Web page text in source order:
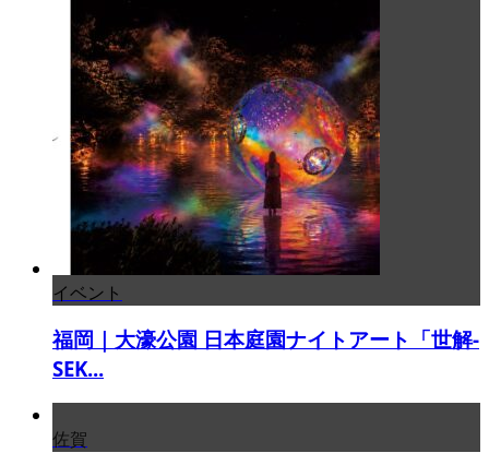
イベント
福岡｜大濠公園 日本庭園ナイトアート「世解-
SEK...
佐賀